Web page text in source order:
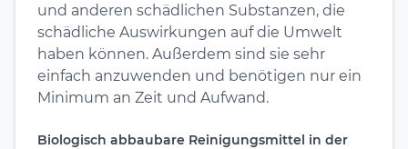
und anderen schädlichen Substanzen, die
schädliche Auswirkungen auf die Umwelt
haben können. Außerdem sind sie sehr
einfach anzuwenden und benötigen nur ein
Minimum an Zeit und Aufwand.
Biologisch abbaubare Reinigungsmittel in der